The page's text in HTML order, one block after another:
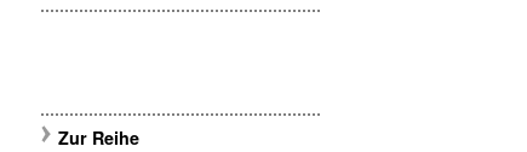
Zur Reihe